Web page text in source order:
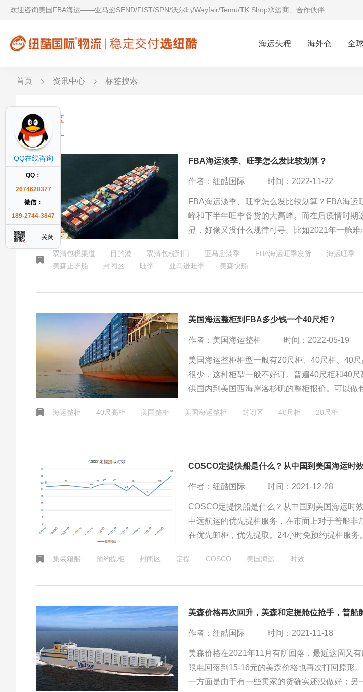
欢迎咨询美国FBA海运——亚马逊SEND/FIST/SPN/沃尔玛/Wayfair/Temu/TK Shop承运商、合作伙伴
海运头程 海外仓 全
首页 资讯中心 标签搜索
封闭区
FBA海运淡季、旺季怎么发比较划算？
作者：纽酷国际 时间：2022-11-22
FBA海运淡季、旺季怎么发比较划算？FBA海运
峰和下半年旺季备货的大高峰。而在后疫情时期
显，好像又没什么规律可寻。比如2021年一舱
样。能根据FBA海运淡季、旺季选择合适的物流
双清包税渠道 目的港 双清包税到门 亚马逊淡季 FBA海运旺季发货 海运旺季
美森正班船
封闭区 旺季 亚马逊旺季 美森快船
美国海运整柜到FBA多少钱一个40尺柜？
作者：美国海运整柜 时间：2022-05-19
美国海运整柜柜型一般有20尺柜、40尺柜、40
很少，这种柜型一般不好订。普遍40尺柜和40
供国内到美国西海岸洛杉矶的整柜报价。可以做
商航线，从盐田出发到洛杉矶港口全程16天船期。
海运整柜 40尺高柜 美国整柜 美国海运整柜 封闭区 40尺柜 20尺柜
COSCO定提快船是什么？从中国到美国海运时
作者：纽酷国际 时间：2021-12-28
COSCO定提快船是什么？从中国到美国海运时
中远航运的优先提柜服务，在市面上对于普船非
在优先卸柜，优先提取。24小时免预约提柜服务
集装箱船 预约提柜 封闭区 定提 COSCO 美国海运 时效
美森价格再次回升，美森和定提舱位抢手，普船
作者：纽酷国际 时间：2021-11-18
美森价格在2021年11月有所回落，最近这周又
限电回落到15-16元的美森价格也再次打回原形
一方面是由于有一些卖家的货确实还没做好；另
QQ在线咨询
QQ：
2674628377
微信：
189-2744-3847